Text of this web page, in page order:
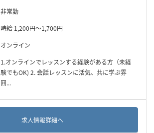
非常勤
時給 1,200円～1,700円
オンライン
1.オンラインでレッスンする経験がある方（未経
験でもOK) 2. 会話レッスンに活気、共に学ぶ雰
囲...
求人情報詳細へ